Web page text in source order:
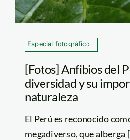
Especial fotográfico
[Fotos] Anfibios del
diversidad y su
naturaleza
El Perú es reconocido
megadiverso, que alberga